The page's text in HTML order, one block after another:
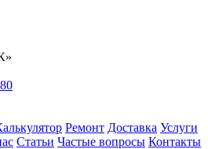
Ремонт Доставка Услуги
Статьи Частые вопросы Контакты